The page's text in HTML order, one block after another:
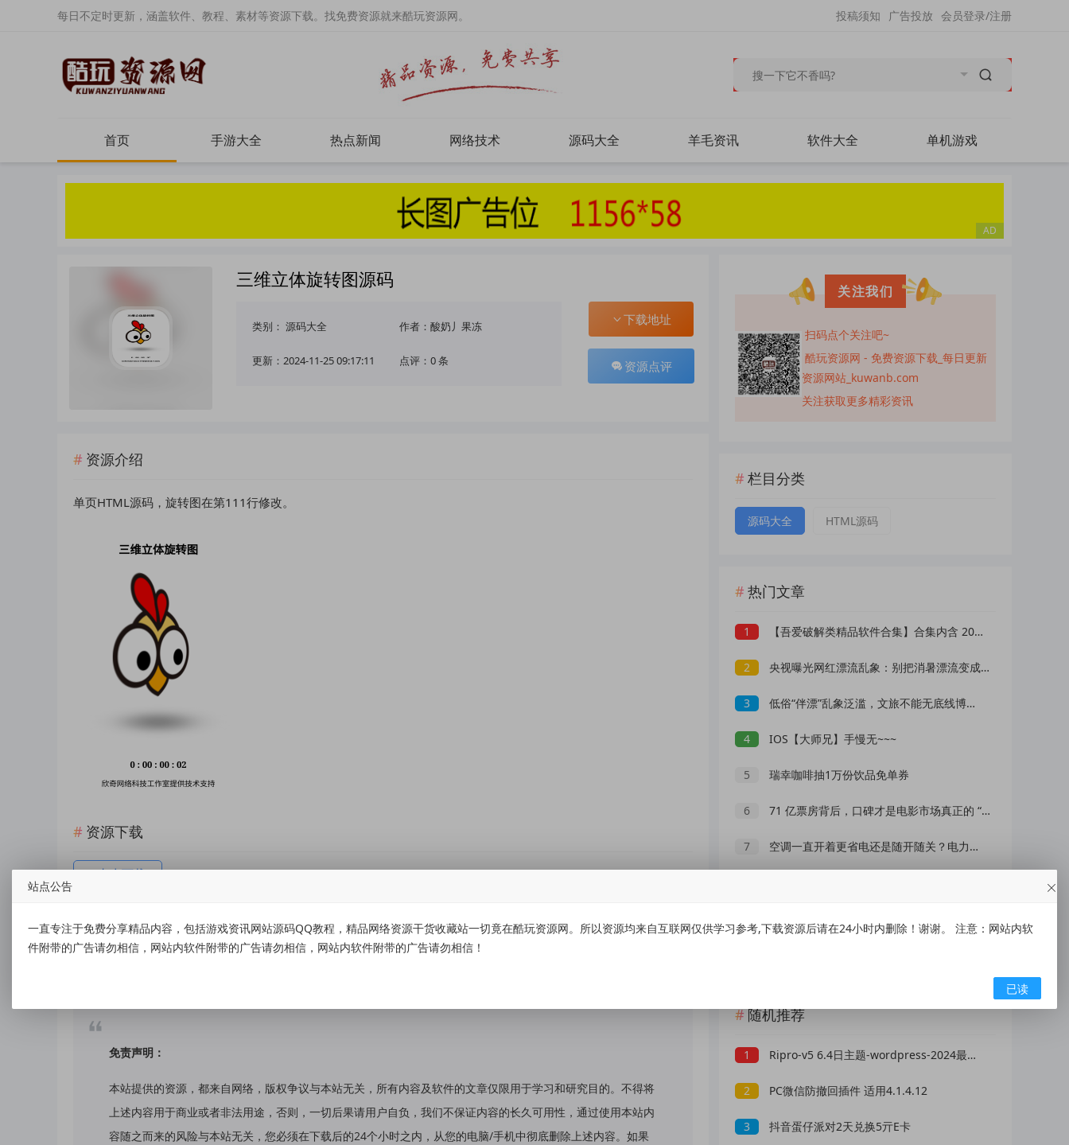
每日不定时更新，涵盖软件、教程、素材等资源下载。找免费资源就来酷玩资源网。 会员登录/注册
广告投放
投稿须知
首页 手游大全 热点新闻 网络技术 源码大全 羊毛资讯 软件大全 单机游戏
三维立体旋转图源码
类别： 源码大全 作者：酸奶丿果冻
更新：2024-11-25 09:17:11 点评：0 条
下载地址
资源点评
资源介绍
单页HTML源码，旋转图在第111行修改。
资源下载
点击下载
有价值(0) 无价值(0)
免责声明：
本站提供的资源，都来自网络，版权争议与本站无关，所有内容及软件的文章仅限用于学习和研究目的。不得将
上述内容用于商业或者非法用途，否则，一切后果请用户自负，我们不保证内容的长久可用性，通过使用本站内
容随之而来的风险与本站无关，您必须在下载后的24个小时之内，从您的电脑/手机中彻底删除上述内容。如果
关注我们
扫码点个关注吧~
酷玩资源网 - 免费资源下载_每日更新
资源网站_kuwanb.com
关注获取更多精彩资讯
栏目分类
源码大全 HTML源码
热门文章
1 【吾爱破解类精品软件合集】合集内含 2000 +实用工具 【1.5GB】
2 央视曝光网红漂流乱象：别把消暑漂流变成一场冒险赌命
3 低俗“伴漂”乱象泛滥，文旅不能无底线博流量
4 IOS【大师兄】手慢无~~~
5 瑞幸咖啡抽1万份饮品免单券
6 71 亿票房背后，口碑才是电影市场真正的 “流量密码”
7 空调一直开着更省电还是随开随关？电力公司官方给出标准答案
随机推荐
1 Ripro-v5 6.4日主题-wordpress-2024最新版
2 PC微信防撤回插件 适用4.1.4.12
3 抖音蛋仔派对2天兑换5亓E卡
站点公告
一直专注于免费分享精品内容，包括游戏资讯网站源码QQ教程，精品网络资源干货收藏站一切竟在酷玩资源网。所以资源均来自互联网仅供学习参考,下载资源后请在24小时内删除！谢谢。 注意：网站内软
件附带的广告请勿相信，网站内软件附带的广告请勿相信，网站内软件附带的广告请勿相信！
已读